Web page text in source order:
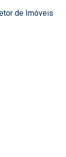
de Imóveis